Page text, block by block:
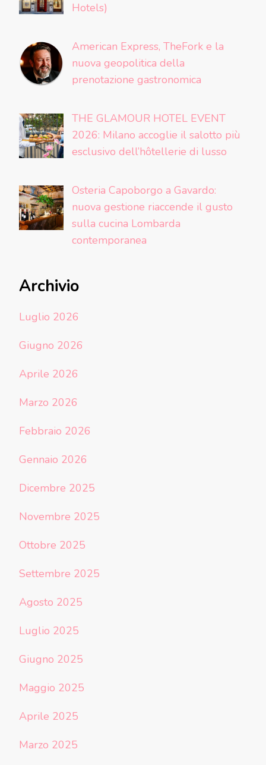
Hotels)
American Express, TheFork e la
nuova geopolitica della
prenotazione gastronomica
THE GLAMOUR HOTEL EVENT
2026: Milano accoglie il salotto più
esclusivo dell’hôtellerie di lusso
Osteria Capoborgo a Gavardo:
nuova gestione riaccende il gusto
sulla cucina Lombarda
contemporanea
Archivio
Luglio 2026
Giugno 2026
Aprile 2026
Marzo 2026
Febbraio 2026
Gennaio 2026
Dicembre 2025
Novembre 2025
Ottobre 2025
Settembre 2025
Agosto 2025
Luglio 2025
Giugno 2025
Maggio 2025
Aprile 2025
Marzo 2025